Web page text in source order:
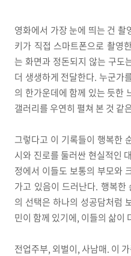
영화에서 가장 눈에 띄는 건
키가 직접 스마트폰으로 촬영
는 화면과 정돈되지 않는 구도
더 생생하게 전달한다. 누군가
의 한가운데에 함께 있는 듯한
갤러리를 우연히 펼쳐 본 것 같
그렇다고 이 기록들이 행복한
시와 진로를 둘러싼 현실적인
정에서 이들도 보통의 부모와
가고 있음이 드러난다. 행복
의 선택은 하나의 성공담처럼
민이 함께 있기에, 이들의 삶이
전업주부, 외벌이, 사남매. 이